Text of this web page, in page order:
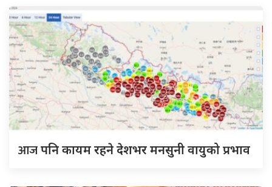
आजपनि कायम रहने देशभर मनसुनी वायुको प्रभाव